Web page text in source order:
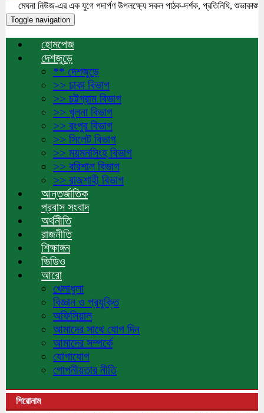
মেঘনা নিউজ-এর এক যুগে পদার্পণ উপলক্ষ্যে সকল পাঠক-দর্শক, প্রতিনিধি,
Toggle navigation
হোমপেজ
দেশজুড়ে
** দেশজুড়ে
>> ঢাকা বিভাগ
>> চট্টগ্রাম বিভাগ
>> খুলনা বিভাগ
>> রংপুর বিভাগ
>> সিলেট বিভাগ
>> ময়মনসিংহ বিভাগ
>> বরিশাল বিভাগ
>> রাজশাহী বিভাগ
আন্তর্জাতিক
প্রবাস সংবাদ
অর্থনীতি
রাজনীতি
শিক্ষাঙ্গন
ভিডিও
আরো
খেলাধুলা
বিজ্ঞান ও প্রযুক্তি
অফিসিয়াল
আমাদের সাথে যোগ দিন
আমাদের সম্পর্কে
যোগাযোগ
গোপনীয়তার নীতি
শিরোনাম